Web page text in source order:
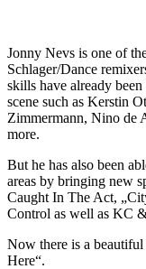
Jonny Nevs is one of
Schlager/Dance
skills have already
scene such as Kerstin
Zimmermann, Nino de
more.
But he has also been
areas by bringing new
Caught In The Act,
Control as well as KC
Now there is a
Here“.